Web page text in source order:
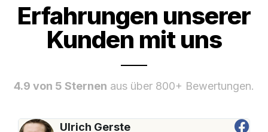
Erfahrungen unserer
Kunden mit uns
4.9 von 5 Sternen aus über 800+ Bewertungen.
Ulrich Gerste